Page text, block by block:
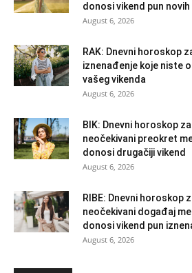
donosi vikend pun novih
August 6, 2026
RAK: Dnevni horoskop
iznenađenje koje niste
vašeg vikenda
August 6, 2026
BIK: Dnevni horoskop
neočekivani preokret
donosi drugačiji vikend
August 6, 2026
RIBE: Dnevni horoskop
neočekivani događaj
donosi vikend pun
August 6, 2026